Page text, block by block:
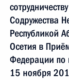
Содружества
Республикой
Осетия в
Федерации по
15 ноября